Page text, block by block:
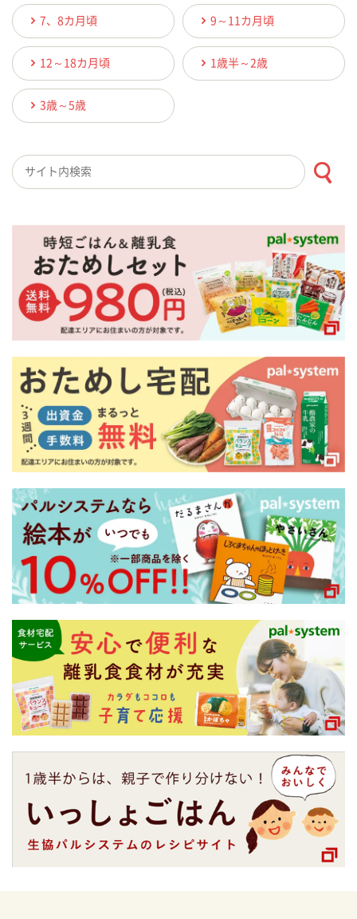
7、8カ月頃 9～11カ月頃
12～18カ月頃 1歳半～2歳
3歳～5歳
検索キーワード入力